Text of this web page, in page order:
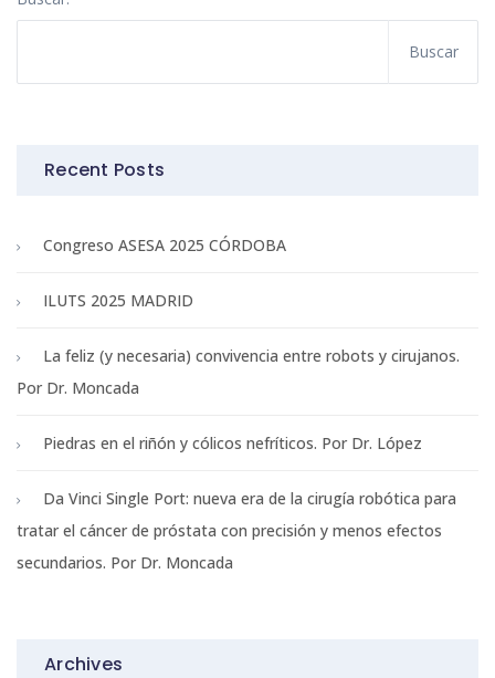
Recent Posts
Congreso ASESA 2025 CÓRDOBA
ILUTS 2025 MADRID
La feliz (y necesaria) convivencia entre robots y cirujanos.
Por Dr. Moncada
Piedras en el riñón y cólicos nefríticos. Por Dr. López
Da Vinci Single Port: nueva era de la cirugía robótica para
tratar el cáncer de próstata con precisión y menos efectos
secundarios. Por Dr. Moncada
Archives